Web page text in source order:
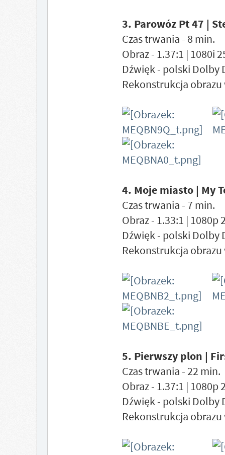
3. Parowóz Pt 47 |
Czas trwania - 8 min.
Obraz - 1.37:1 | 1080i
Dźwięk - polski Dolby
Rekonstrukcja obrazu
4. Moje miasto | My
Czas trwania - 7 min.
Obraz - 1.33:1 | 1080p
Dźwięk - polski Dolby
Rekonstrukcja obrazu
5. Pierwszy plon |
Czas trwania - 22 min.
Obraz - 1.37:1 | 1080p
Dźwięk - polski Dolby
Rekonstrukcja obrazu